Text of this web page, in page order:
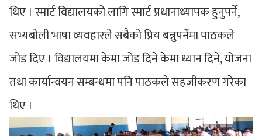
थिए । स्मार्ट विद्यालयको लागि स्मार्ट प्रधानाध्यापक हुनुपर्ने,
सभ्यबोली भाषा व्यवहारले सबैको प्रिय बन्नुपर्नेमा पाठकले
जोड दिए । विद्यालयमा केमा जोड दिने केमा ध्यान दिने, योजना
तथा कार्यान्वयन सम्बन्धमा पनि पाठकले सहजीकरण गरेका
थिए ।